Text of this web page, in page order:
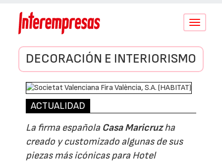
Conmutar
DECORACIÓN E INTERIORISMO
ACTUALIDAD
La firma española Casa Maricruzha
creado y customizado algunas de sus
piezas más icónicas para Hotel